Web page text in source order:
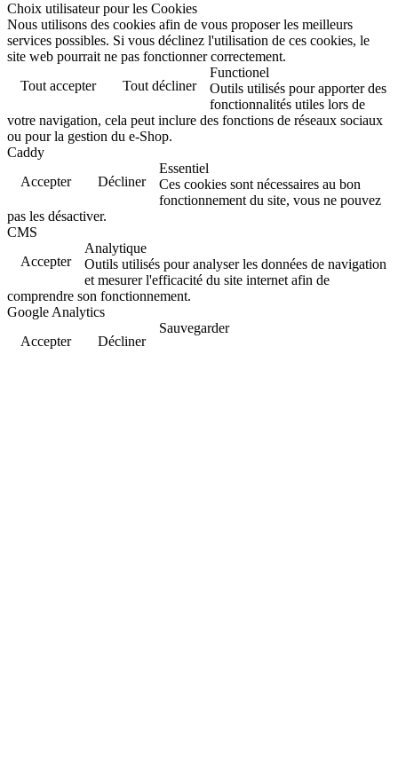
Choix utilisateur pour les Cookies
Nous utilisons des cookies afin de vous proposer les meilleurs
services possibles. Si vous déclinez l'utilisation de ces cookies, le
site web pourrait ne pas fonctionner correctement.
Tout accepter
Tout décliner
Functionel
Outils utilisés pour apporter des
fonctionnalités utiles lors de
votre navigation, cela peut inclure des fonctions de réseaux sociaux
ou pour la gestion du e-Shop.
Caddy
Accepter
Décliner
Essentiel
Ces cookies sont nécessaires au bon
fonctionnement du site, vous ne pouvez
pas les désactiver.
CMS
Accepter
Analytique
Outils utilisés pour analyser les données de navigation
et mesurer l'efficacité du site internet afin de
comprendre son fonctionnement.
Google Analytics
Accepter
Décliner
Sauvegarder